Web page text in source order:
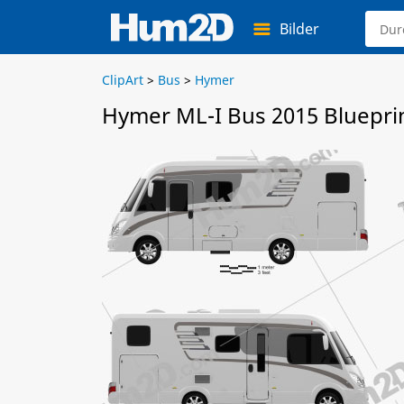
Bilder
ClipArt > Bus > Hymer
Hymer ML-I Bus 2015